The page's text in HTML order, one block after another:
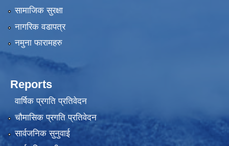
सामाजिक सुरक्षा
नागरिक वडापत्र
नमुना फारामहरु
Reports
वार्षिक प्रगति प्रतिवेदन
चौमासिक प्रगति प्रतिवेदन
सार्वजनिक सुनुवाई